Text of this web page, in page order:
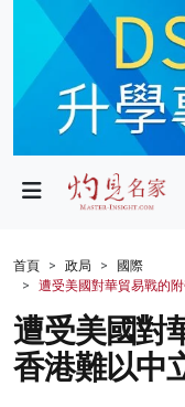
政局
財經
生活
健康
商業
首頁 政局
國際
遭受美國對華貿易戰的
遭受美國對
香港難以中